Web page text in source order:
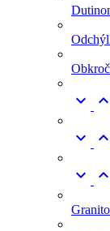
 
 
 